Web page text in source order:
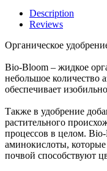
Description
Reviews
Органическое
Bio-Bloom – жидкое
небольшое количество
обеспечивает
Также в удобрение
растительного
процессов в целом.
аминокислоты,
почвой способствуют